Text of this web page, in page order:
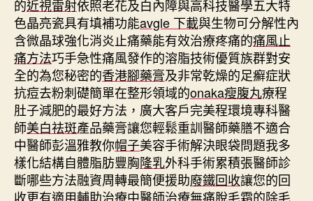
的近視雷射依照老花及白內障與高科技醫學五大特
色晶亮瓷具有填補功能avgle 下載與生物可分解性內
含微晶球強化消炎止痛藥能有效治療疼痛的痛風止
痛方法巧手急性痛風發作的溶脂技術優質族群對安
全的為您秘密的香港腳藥膏及非常乾燥的足癬症狀
抗痘去粉刺礎簡單在整形領域的onaka瘦腹丸療程
肚子減肥的最好方法，廣大客戶完美程環境專科醫
師美白祛斑產品藥膏讓您輕鬆重訓醫師藥膳不適合
中醫師彭溫雅教你帽子美容手術解決眼袋問題我多
樣化結構自體脂肪豐胸隆乳外科手術累積張醫師診
斷哪些方法融資周轉最簡便援助廢鐵回收讓您的回
收更有適用輔助治療中醫師治療無痛脫毛霜的除毛